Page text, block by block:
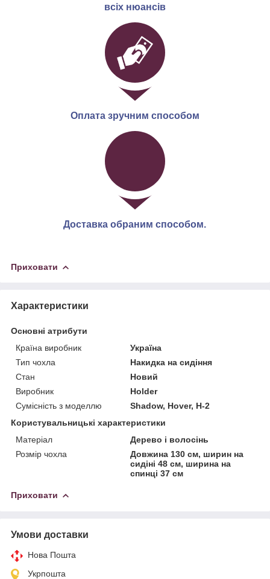
всіх нюансів
Оплата зручним способом
Доставка обраним способом.
Приховати
Характеристики
Основні атрибути
Країна виробник
Україна
Тип чохла
Накидка на сидіння
Стан
Новий
Виробник
Holder
Сумісність з моделлю
Shadow, Hover, H-2
Користувальницькі характеристики
Матеріал
Дерево і волосінь
Розмір чохла
Довжина 130 см, ширин на
сидіні 48 см, ширина на
спинці 37 см
Приховати
Умови доставки
Нова Пошта
Укрпошта